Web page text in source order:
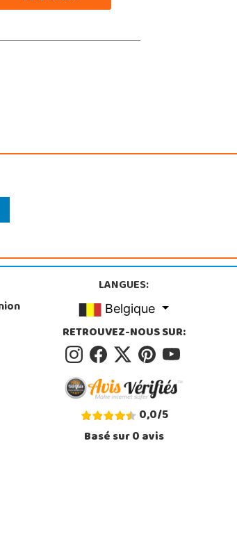
LANGUES:
Belgique
RETROUVEZ-NOUS SUR:
0,0/5
Basé sur0avis